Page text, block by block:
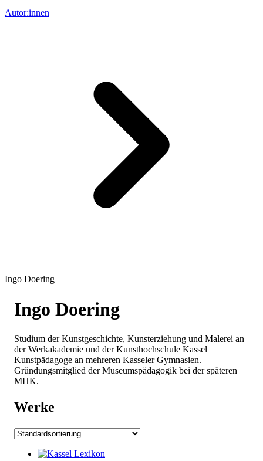
Autor:innen
Ingo Doering
Ingo Doering
Studium der Kunstgeschichte, Kunsterziehung und Malerei an
der Werkakademie und der Kunsthochschule Kassel
Kunstpädagoge an mehreren Kasseler Gymnasien.
Gründungsmitglied der Museumspädagogik bei der späteren
MHK.
Werke